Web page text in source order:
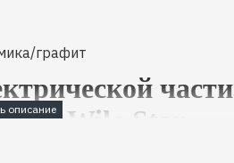
графит
части
Wilo Star